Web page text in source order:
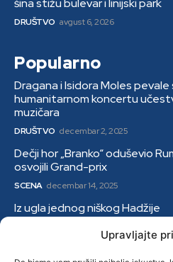
Upravljajte
šina stižu bulevar i linijski park
DRUŠTVO avgust 6, 2026
Popularno
Dragana i Isidora Moles pevale
humanitarnom koncertu
muzičara
DRUŠTVO decembar 2, 2025
Dečji hor „Branko“ oduševio
osvojili Grand-prix
SCENA decembar 14, 2025
Iz ugla jednog niškog Hadžije